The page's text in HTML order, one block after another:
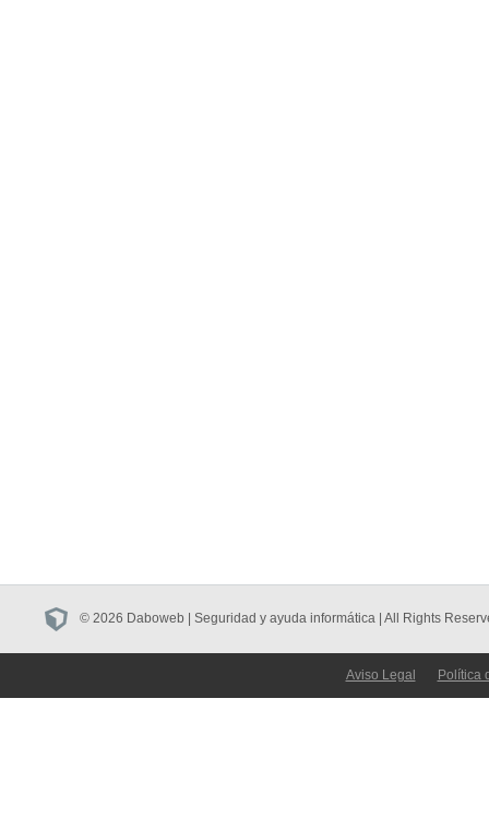
© 2026 Daboweb | Seguridad y ayuda informática | All Rights
Aviso Legal Política